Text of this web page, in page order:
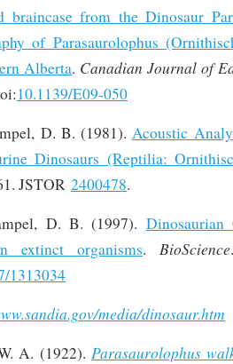
braincase from the Dinosaur
of Parasaurolophus
Alberta. Canadian Journal of
10.1139/E09-050
D. B. (1981). Acoustic
Dinosaurs (Reptilia:
JSTOR 2400478.
D. B. (1997). Dinosaurian
extinct organisms. BioScience
1313034
media/dinosaur.htm
A. (1922). Parasaurolophus